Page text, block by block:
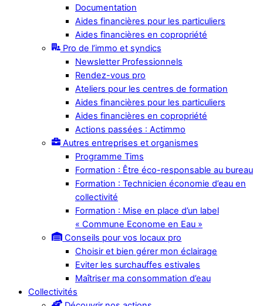
Documentation
Aides financières pour les particuliers
Aides financières en copropriété
Pro de l’immo et syndics
Newsletter Professionnels
Rendez-vous pro
Ateliers pour les centres de formation
Aides financières pour les particuliers
Aides financières en copropriété
Actions passées : Actimmo
Autres entreprises et organismes
Programme Tims
Formation : Être éco-responsable au bureau
Formation : Technicien économie d’eau en
collectivité
Formation : Mise en place d’un label
« Commune Econome en Eau »
Conseils pour vos locaux pro
Choisir et bien gérer mon éclairage
Eviter les surchauffes estivales
Maîtriser ma consommation d’eau
Collectivités